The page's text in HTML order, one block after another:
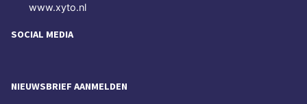
www.xyto.nl
SOCIAL MEDIA
NIEUWSBRIEF AANMELDEN